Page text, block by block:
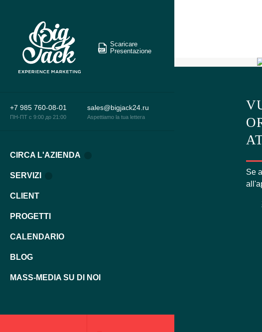
Scaricare
Presentazione
+7 985 760-08-01
ПН-ПТ c 9:00 до 21:00
sales@bigjack24.ru
Aspettiamo la tua lettera
CIRCA L'AZIENDA
SERVIZI
CLIENT
PROGETTI
CALENDARIO
BLOG
MASS-MEDIA SU DI NOI
Se